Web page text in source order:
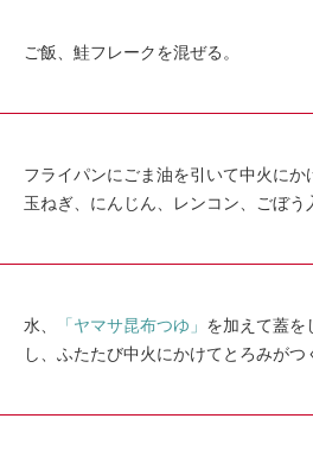
ご飯、鮭フレークを混ぜる。
フライパンにごま油を引いて中火に
玉ねぎ、にんじん、レンコン、ごぼう
水、 「ヤマサ昆布つゆ」 を加えて蓋を
し、ふたたび中火にかけてとろみが